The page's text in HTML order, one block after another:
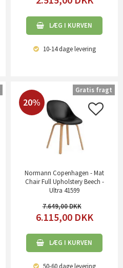
LÆG I KURVEN
10-14 dagelevering
20%
Normann Copenhagen - Mat
Chair Full Upholstery Beech -
Ultra 41599
7.649,00
6.115,00 DKK
LÆG I KURVEN
50-60 dagelevering
Gratis fragt